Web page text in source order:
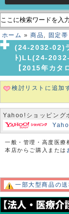
ホーム »商品, 固定
ンバ
(24-2032-02)
ﾄ)LL(24-
【2015年カタ
検討リストに追加
Yahoo!ショッピング
一般・管理・高度医療
本店からご購入または
一部大型商品の